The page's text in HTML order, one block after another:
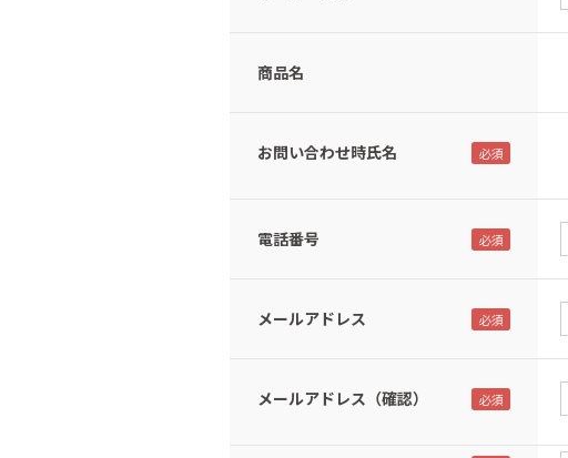
商品名
お問い合わせ時氏名
電話番号
メールアドレス
メールアドレス（確認）